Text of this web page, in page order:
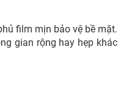
film mịn bảo vệ bề mặt.
gian rộng hay hẹp khác